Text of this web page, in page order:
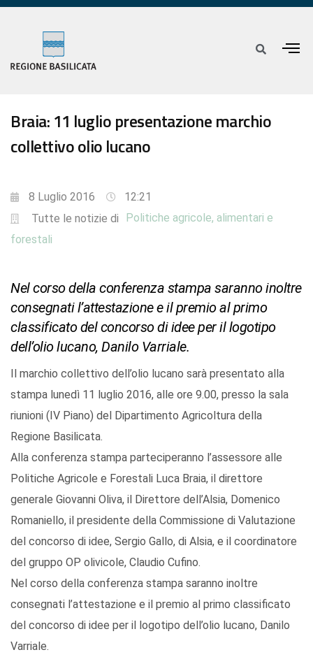
Braia: 11 luglio presentazione marchio
collettivo olio lucano
8 Luglio 2016
12:21
Tutte le notizie di
Politiche agricole, alimentari e
forestali
Nel corso della conferenza stampa saranno inoltre
consegnati l’attestazione e il premio al primo
classificato del concorso di idee per il logotipo
dell’olio lucano, Danilo Varriale.
Il marchio collettivo dell’olio lucano sarà presentato alla
stampa lunedì 11 luglio 2016, alle ore 9.00, presso la sala
riunioni (IV Piano) del Dipartimento Agricoltura della
Regione Basilicata.
Alla conferenza stampa parteciperanno l’assessore alle
Politiche Agricole e Forestali Luca Braia, il direttore
generale Giovanni Oliva, il Direttore dell’Alsia, Domenico
Romaniello, il presidente della Commissione di Valutazione
del concorso di idee, Sergio Gallo, di Alsia, e il coordinatore
del gruppo OP olivicole, Claudio Cufino.
Nel corso della conferenza stampa saranno inoltre
consegnati l’attestazione e il premio al primo classificato
del concorso di idee per il logotipo dell’olio lucano, Danilo
Varriale.